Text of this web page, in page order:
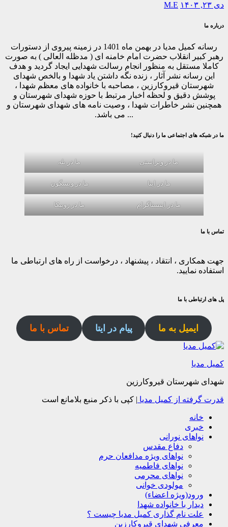
دی ۲۳, ۱۴۰۳ M.E
درباره ما
رسانه کمیل مدیا در بهمن ماه 1401 در زمینه پیروی از دستورات
رهبر کبیر انقلاب حضرت امام خامنه ای ( مدظله العالی ) به صورت
کاملا مستقل به منظور انجام رسالت شهدایی ایجاد گردید و هدف
این رسانه نشر آثار ، زنده نگه داشتن یاد شهدا و بالخص شهدای
شهرستان قیروکارزین ، مصاحبه با خانواده های معظم شهدا ،
پوشش دقیق و لحظه اخبار مرتبط با حوزه شهدای شهرستان و
همچنین نشر خاطرات شهدا ، وصیت نامه های شهدای شهرستان و
... می باشد.
ما در شبکه های اجتماعی ما را دنبال کنید!
ما در ویراستی ما در بله
ما در ایتا ما در ویسگون
ما در اینستاگرام ما در روبیکا
تماس با ما
جهت همکاری ، انتقاد ، پیشنهاد ، درخواست از راه های ارتباطی ما
استفاده نمایید.
پل های ارتباطی با ما
ایمیل به ما پیام در ایتا تماس با ما
کمیل مدیا
شهدای شهرستان قیروکارزین
قدرت گرفته از کمیل مدیا | کپی با ذکر منبع بلامانع است
خانه
خبری
نواهای نورانی
دفاع مقدس
نواهای ویژه مدافعان حرم
نواهای فاطمیه
نواهای محرمی
مولودی خوانی
ورود(ویژه اعضاء)
دیدار با خانواده شهدا
علت نام گذاری کمیل مدیا چیست ؟
معرفی شهدای قیروکارزین